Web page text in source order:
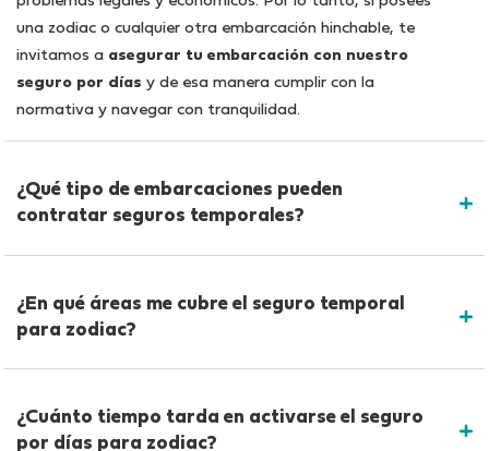
una zodiac o cualquier otra embarcación hinchable, te
invitamos a asegurar tu embarcación con nuestro
seguro por días y de esa manera cumplir con la
normativa y navegar con tranquilidad.
¿Qué tipo de embarcaciones pueden
contratar seguros temporales?
¿En qué áreas me cubre el seguro temporal
para zodiac?
¿Cuánto tiempo tarda en activarse el seguro
por días para zodiac?